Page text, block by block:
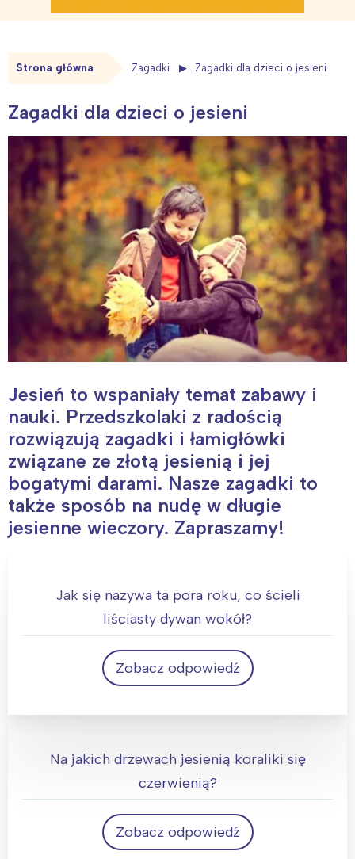
Strona główna Zagadki Zagadki dla dzieci o jesieni
Zagadki dla dzieci o jesieni
Jesień to wspaniały temat zabawy i
nauki. Przedszkolaki z radością
rozwiązują zagadki i łamigłówki
związane ze złotą jesienią i jej
bogatymi darami. Nasze zagadki to
także sposób na nudę w długie
jesienne wieczory. Zapraszamy!
Jak się nazywa ta pora roku, co ścieli
liściasty dywan wokół?
Zobacz odpowiedź
Jesień
Na jakich drzewach jesienią koraliki się
czerwienią?
Zobacz odpowiedź